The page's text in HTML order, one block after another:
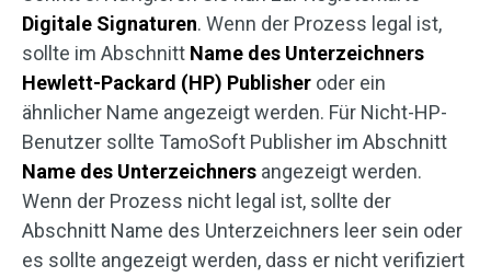
Digitale Signaturen. Wenn der Prozess legal ist,
sollte im Abschnitt Name des Unterzeichners
Hewlett-Packard (HP) Publisher oder ein
ähnlicher Name angezeigt werden. Für Nicht-HP-
Benutzer sollte TamoSoft Publisher im Abschnitt
Name des Unterzeichners angezeigt werden.
Wenn der Prozess nicht legal ist, sollte der
Abschnitt Name des Unterzeichners leer sein oder
es sollte angezeigt werden, dass er nicht verifiziert